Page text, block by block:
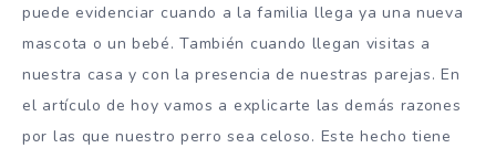
puede evidenciar cuando a la familia llega ya una nueva
mascota o un bebé. También cuando llegan visitas a
nuestra casa y con la presencia de nuestras parejas. En
el artículo de hoy vamos a explicarte las demás razones
por las que nuestro perro sea celoso. Este hecho tiene